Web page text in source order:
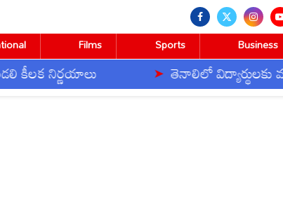
Films Sports Business
తెనాలిలో విద్యార్థులకు